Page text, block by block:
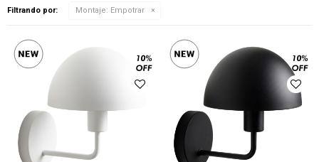
Filtrando por: Montaje: Empotrar